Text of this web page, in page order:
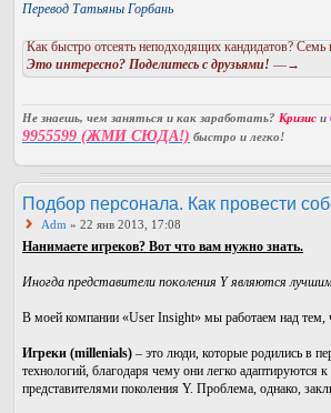
Перевод Татьяны Горбань
Как быстро отсеять неподходящих кандидатов?
Это интересно? Поделитесь с друзьями! —→
Не знаешь, чем заняться и как заработать? Кризис и
9955599 (ЖМИ СЮДА!) быстро и легко!
Подбор персонала. Как провести
Adm » 22 янв 2013, 17:08
Нанимаете игреков? Вот что вам нужно знать.
Иногда представители поколения Y являются
В моей компании «User Insight» мы работаем над тем,
Игреки (millenials) – это люди, которые родились в
технологий, благодаря чему они легко
представителями поколения Y. Проблема, однако,